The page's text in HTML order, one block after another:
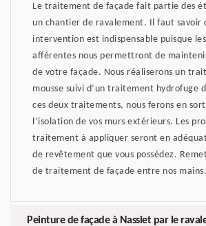
Le traitement de façade fait partie des
un chantier de ravalement. Il faut savoir
intervention est indispensable puisque
afférentes nous permettront de
de votre façade. Nous réaliserons un
mousse suivi d’un traitement hydrofuge
ces deux traitements, nous ferons en
l’isolation de vos murs extérieurs. Les
traitement à appliquer seront en
de revêtement que vous possédez.
de traitement de façade entre nos mains.
Peinture de façade à Nassiet par le